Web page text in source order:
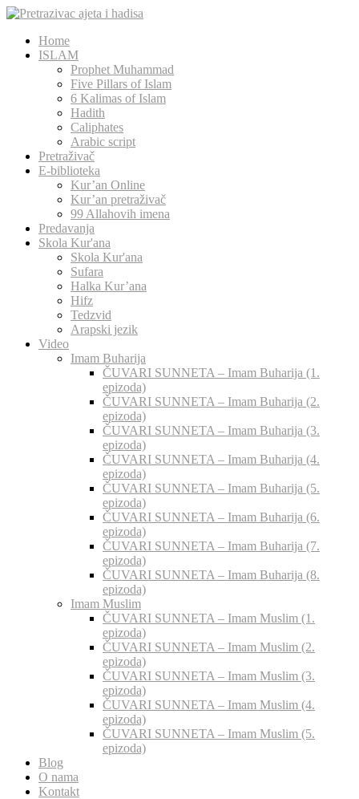
Home
ISLAM
Prophet Muhammad
Five Pillars of Islam
6 Kalimas of Islam
Hadith
Caliphates
Arabic script
Pretraživač
E-biblioteka
Kur’an Online
Kur’an pretraživač
99 Allahovih imena
Predavanja
Skola Kur'ana
Skola Kur'ana
Sufara
Halka Kur’ana
Hifz
Tedzvid
Arapski jezik
Video
Imam Buharija
ČUVARI SUNNETA – Imam Buharija (1.
epizoda)
ČUVARI SUNNETA – Imam Buharija (2.
epizoda)
ČUVARI SUNNETA – Imam Buharija (3.
epizoda)
ČUVARI SUNNETA – Imam Buharija (4.
epizoda)
ČUVARI SUNNETA – Imam Buharija (5.
epizoda)
ČUVARI SUNNETA – Imam Buharija (6.
epizoda)
ČUVARI SUNNETA – Imam Buharija (7.
epizoda)
ČUVARI SUNNETA – Imam Buharija (8.
epizoda)
Imam Muslim
ČUVARI SUNNETA – Imam Muslim (1.
epizoda)
ČUVARI SUNNETA – Imam Muslim (2.
epizoda)
ČUVARI SUNNETA – Imam Muslim (3.
epizoda)
ČUVARI SUNNETA – Imam Muslim (4.
epizoda)
ČUVARI SUNNETA – Imam Muslim (5.
epizoda)
Blog
O nama
Kontakt